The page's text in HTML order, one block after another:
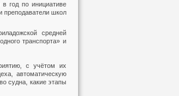
год по инициативе
преподаватели школ
средней
транспорта» и
с учётом их
автоматическую
судна, какие этапы